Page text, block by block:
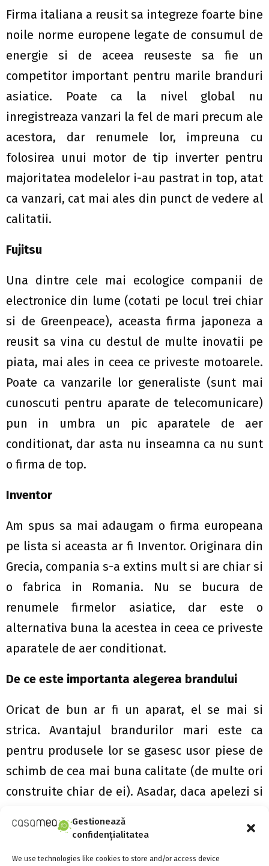
Gestionează
confidențialitatea
We use technologies like cookies to store and/or access device
Firma italiana a reusit sa integreze foarte bine
noile norme europene legate de consumul de
energie si de aceea reuseste sa fie un
competitor important pentru marile branduri
asiatice. Poate ca la nivel global nu
inregistreaza vanzari la fel de mari precum ale
acestora, dar renumele lor, impreuna cu
folosirea unui motor de tip inverter pentru
majoritatea modelelor i-au pastrat in top, atat
ca vanzari, cat mai ales din punct de vedere al
calitatii.
Fujitsu
Una dintre cele mai ecologice companii de
electronice din lume (cotati pe locul trei chiar
si de Greenpeace), aceasta firma japoneza a
reusit sa vina cu destul de multe inovatii pe
piata, mai ales in ceea ce priveste motoarele.
Poate ca vanzarile lor generaliste (sunt mai
cunoscuti pentru aparate de telecomunicare)
pun in umbra un pic aparatele de aer
conditionat, dar asta nu inseamna ca nu sunt
o firma de top.
Inventor
Am spus sa mai adaugam o firma europeana
pe lista si aceasta ar fi Inventor. Originara din
Grecia, compania s-a extins mult si are chiar si
o fabrica in Romania. Nu se bucura de
renumele firmelor asiatice, dar este o
alternativa buna la acestea in ceea ce priveste
aparatele de aer conditionat.
De ce este importanta alegerea brandului
Oricat de bun ar fi un aparat, el se mai si
strica. Avantajul brandurilor mari este ca
pentru produsele lor se gasesc usor piese de
schimb de cea mai buna calitate (de multe ori
construite chiar de ei). Asadar, daca apelezi si
atunci reparatiile sunt mult mai rapide si mai
ieftine, ceea ce este important pentru un